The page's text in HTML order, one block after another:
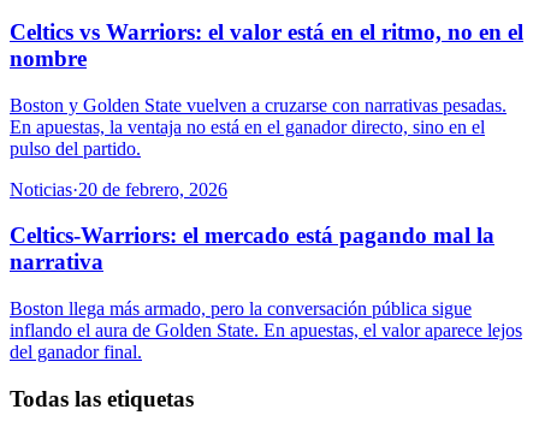
Celtics vs Warriors: el valor está en el ritmo, no en el
nombre
Boston y Golden State vuelven a cruzarse con narrativas pesadas.
En apuestas, la ventaja no está en el ganador directo, sino en el
pulso del partido.
Noticias·20 de febrero, 2026
Celtics-Warriors: el mercado está pagando mal la
narrativa
Boston llega más armado, pero la conversación pública sigue
inflando el aura de Golden State. En apuestas, el valor aparece lejos
del ganador final.
Todas las etiquetas